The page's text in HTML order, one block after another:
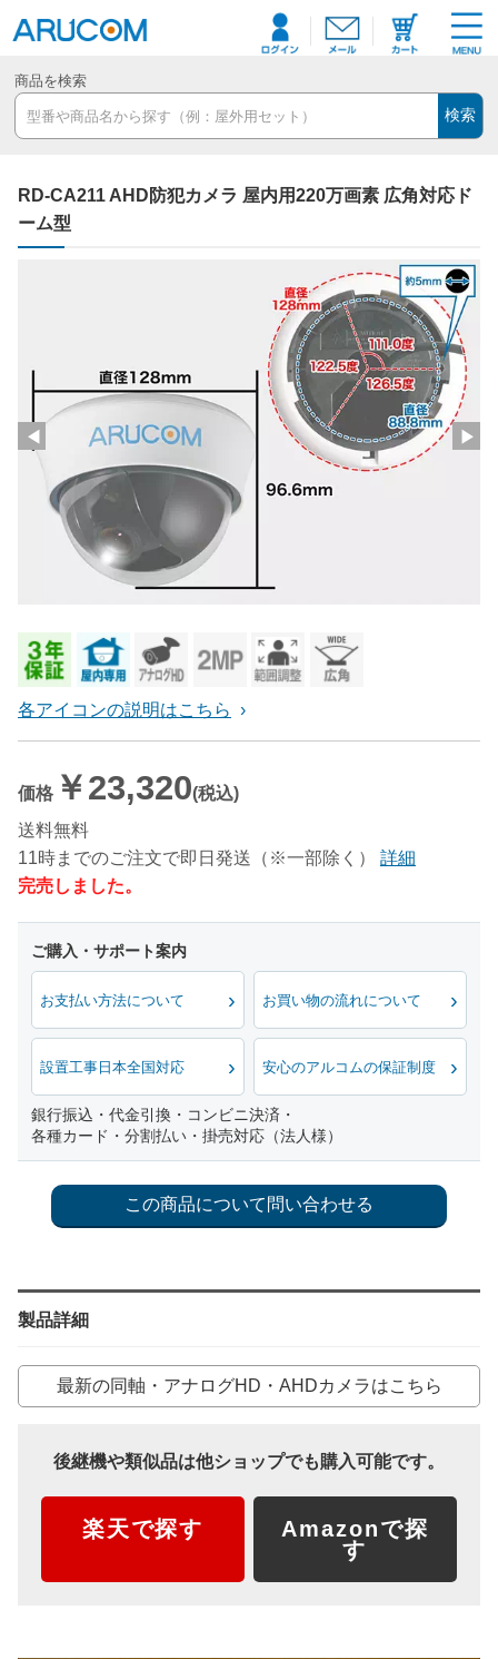
商品を検索
検索
RD-CA211 AHD防犯カメラ 屋内用220万画素 広角対応ド
ーム型
◀ ▶
各アイコンの説明はこちら
価格 ￥23,320(税込)
送料無料
11時までのご注文で即日発送（※一部除く）
詳細
完売しました。
お支払い方法について お買い物の流れについて
設置工事日本全国対応 安心のアルコムの保証制度
銀行振込・代金引換・コンビニ決済・
各種カード・分割払い・掛売対応（法人様）
製品詳細
最新の同軸・アナログHD・AHDカメラはこちら
後継機や類似品は他ショップでも購入可能です。
楽天で探す
Amazonで探
す